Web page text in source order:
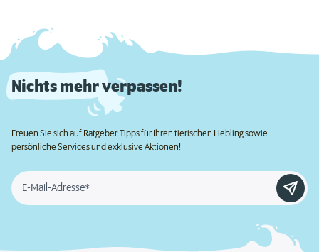
Nichts mehr verpassen!
Freuen Sie sich auf Ratgeber-Tipps für Ihren tierischen Liebling sowie
persönliche Services und exklusive Aktionen!
E-Mail-Adresse*